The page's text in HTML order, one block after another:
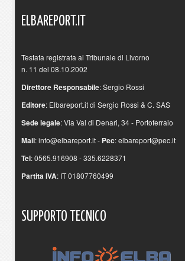
ELBAREPORT.IT
Testata registrata al Tribunale di Livorno
n. 11 del 08.10.2002
Direttore Responsabile: Sergio Rossi
Editore: Elbareport.it di Sergio Rossi & C. SAS
Sede legale: Via Val di Denari, 34 - Portoferraio
Mail:info@elbareport.it- Pec:elbareport@pec.it
Tel: 0565.916908 - 335.6228371
Partita IVA: IT 01807760499
SUPPORTO TECNICO